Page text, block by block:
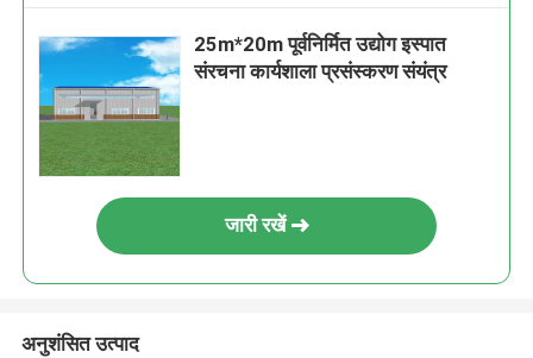
25m*20m पूर्वनिर्मित उद्योग इस्पात
संरचना कार्यशाला प्रसंस्करण संयंत्र
जारी रखें
अनुशंसित उत्पाद